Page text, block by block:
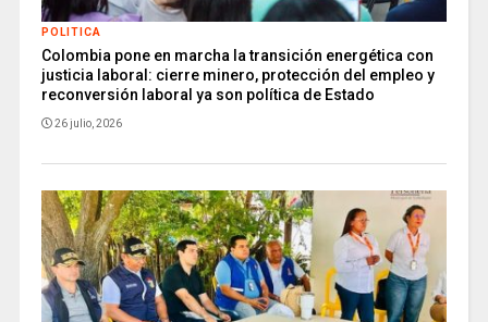
POLITICA
Colombia pone en marcha la transición energética con
justicia laboral: cierre minero, protección del empleo y
reconversión laboral ya son política de Estado
26 julio, 2026